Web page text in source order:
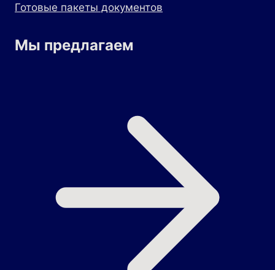
Готовые пакеты документов
Мы предлагаем